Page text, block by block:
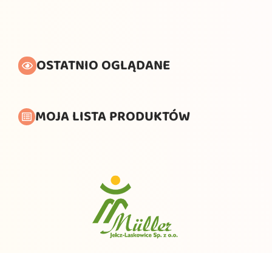
OSTATNIO OGLĄDANE
MOJA LISTA PRODUKTÓW